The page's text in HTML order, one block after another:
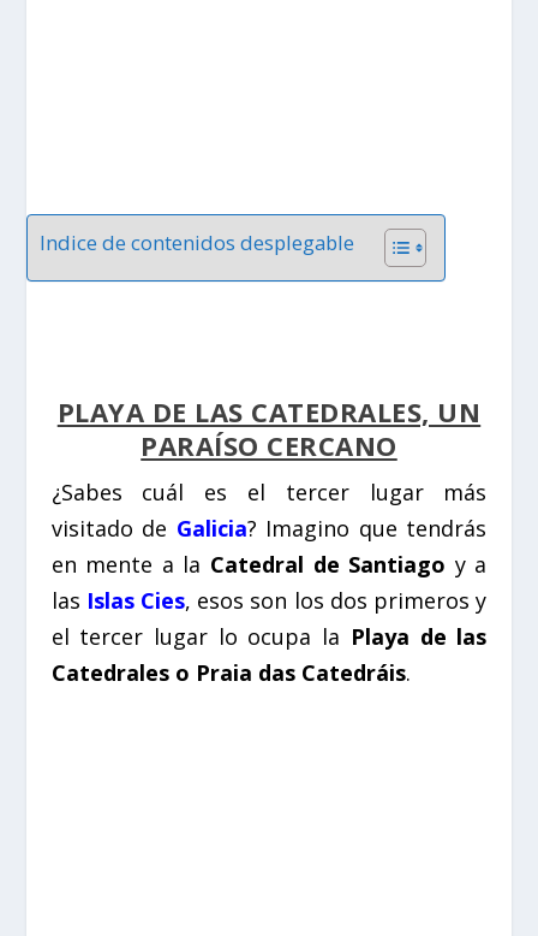
Indice de contenidos desplegable
PLAYA DE LAS CATEDRALES, UN
PARAÍSO CERCANO
¿Sabes cuál es el tercer lugar más
visitado de Galicia? Imagino que tendrás
en mente a la Catedral de Santiago y a
las Islas Cies, esos son los dos primeros y
el tercer lugar lo ocupa la Playa de las
Catedrales o Praia das Catedráis.